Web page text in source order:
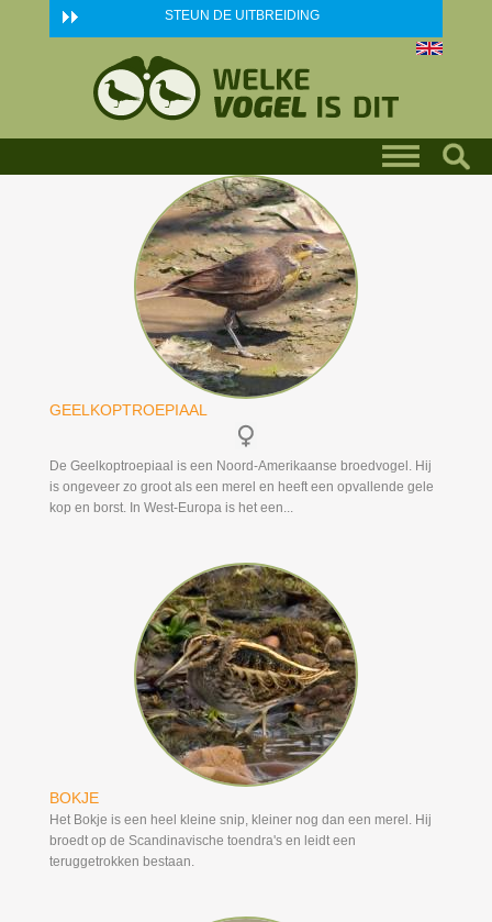
Skip to main content STEUN DE UITBREIDING
GEELKOPTROEPIAAL
De Geelkoptroepiaal is een Noord-Amerikaanse broedvogel. Hij
is ongeveer zo groot als een merel en heeft een opvallende gele
kop en borst. In West-Europa is het een...
BOKJE
Het Bokje is een heel kleine snip, kleiner nog dan een merel. Hij
broedt op de Scandinavische toendra's en leidt een
teruggetrokken bestaan.